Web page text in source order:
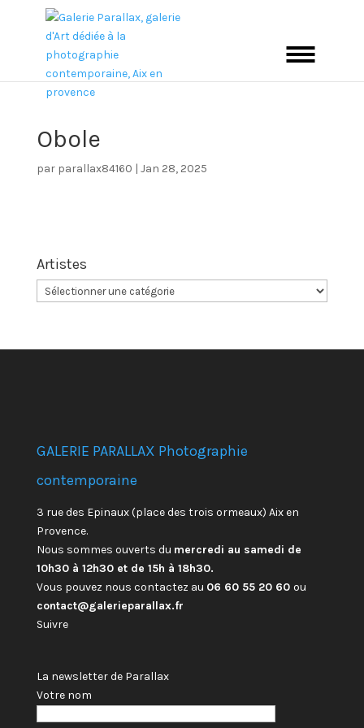
Obole
par parallax84160 | Jan 28, 2025
Artistes
GALERIE PARALLAX Photographie
contemporaine
3 rue des Epinaux (place des trois ormeaux) Aix en
Provence.
Nous sommes ouverts du mercredi au samedi de
10h30 à 12h30 et de 15h à 18h30.
Vous pouvez nous contactez au 06 60 55 20 60 ou
contact@galerieparallax.fr
Suivre
La newsletter de Parallax
Votre nom